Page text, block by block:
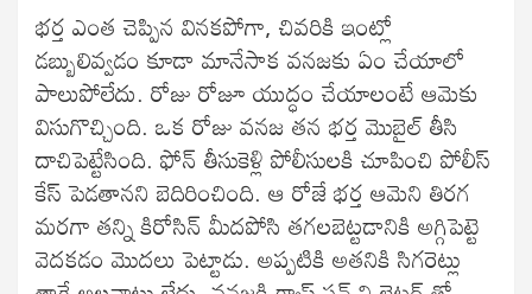
భర్త ఎంత చెప్పిన వినకపోగా, చివరికి ఇంట్లో
డబ్బులివ్వడం కూడా మానేసాక వనజకు ఏం చేయాలో
పాలుపోలేదు. రోజు రోజూ యుద్ధం చేయాలంటే ఆమెకు
విసుగొచ్చింది. ఒక రోజు వనజ తన భర్త మొబైల్ తీసి
దాచిపెట్టేసింది. ఫోన్ తీసుకెళ్లి పోలీసులకి చూపించి పోలీస్
కేస్ పెడతానని బెదిరించింది. ఆ రోజే భర్త ఆమెని తిరగ
మరగా తన్ని కిరోసిన్ మీదపోసి తగలబెట్టడానికి అగ్గిపెట్టె
వెదకడం మొదలు పెట్టాడు. అప్పటికి అతనికి సిగరెట్లు